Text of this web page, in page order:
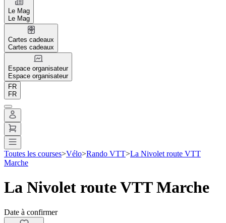
Le Mag
Le Mag
Cartes cadeaux
Cartes cadeaux
Espace organisateur
Espace organisateur
FR
FR
Toutes les courses>Vélo>Rando VTT>La Nivolet route VTT
Marche
La Nivolet route VTT Marche
Date à confirmer